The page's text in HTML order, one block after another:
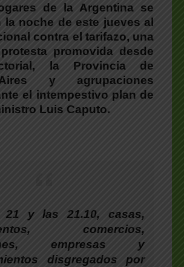
de la Argentina se
la noche de este jueves al
contra el tarifazo, una
promovida desde
la Provincia de
y agrupaciones
el intempestivo plan de
Luis Caputo.
21 y las 21.10, casas,
comercios,
empresas y
disgregados por